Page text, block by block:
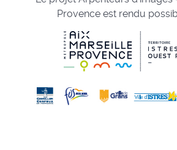
Provence est rendu